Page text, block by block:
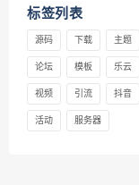
标签列表
源码 下载 主题
论坛 模板 乐云
视频 引流 抖音
活动 服务器